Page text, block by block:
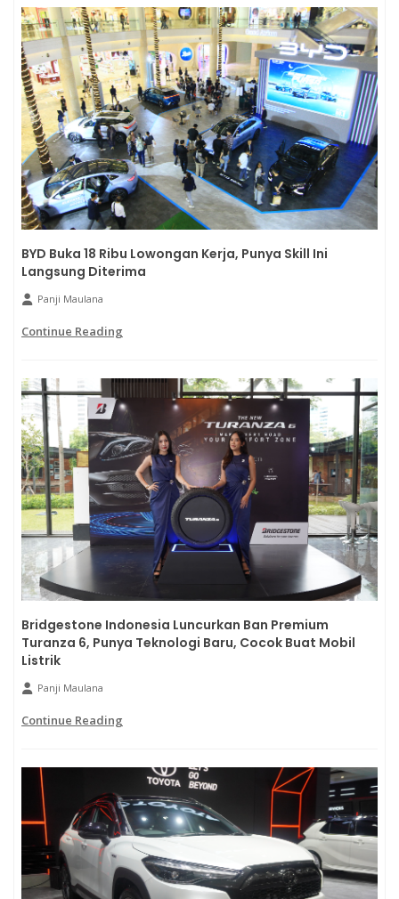
BYD Buka 18 Ribu Lowongan Kerja, Punya Skill Ini
Langsung Diterima
Panji Maulana
Continue Reading
Bridgestone Indonesia Luncurkan Ban Premium
Turanza 6, Punya Teknologi Baru, Cocok Buat Mobil
Listrik
Panji Maulana
Continue Reading